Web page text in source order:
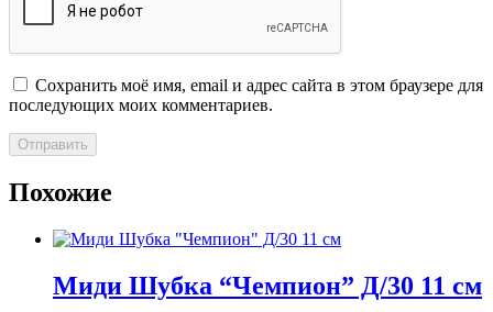
Сохранить моё имя, email и адрес сайта в этом браузере для
последующих моих комментариев.
Похожие
Миди Шубка “Чемпион” Д/30 11 см